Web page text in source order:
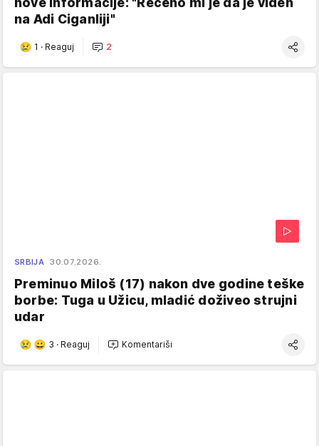
na Adi Ciganliji"
1 · Reaguj 2
SRBIJA 30.07.2026.
Preminuo Miloš (17) nakon dve godine teške
borbe: Tuga u Užicu, mladić doživeo strujni
udar
3 · Reaguj Komentariši